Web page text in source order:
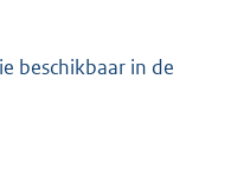
beschikbaar in de